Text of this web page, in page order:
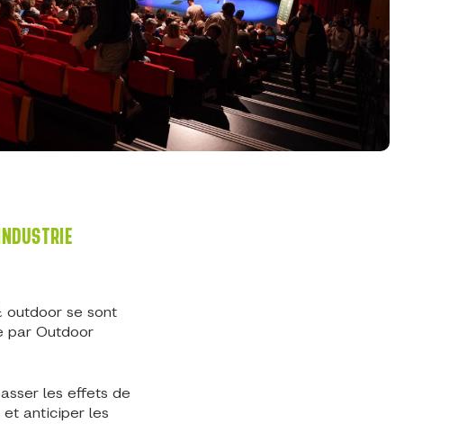
outdoor se sont
par Outdoor
les effets de
et anticiper les